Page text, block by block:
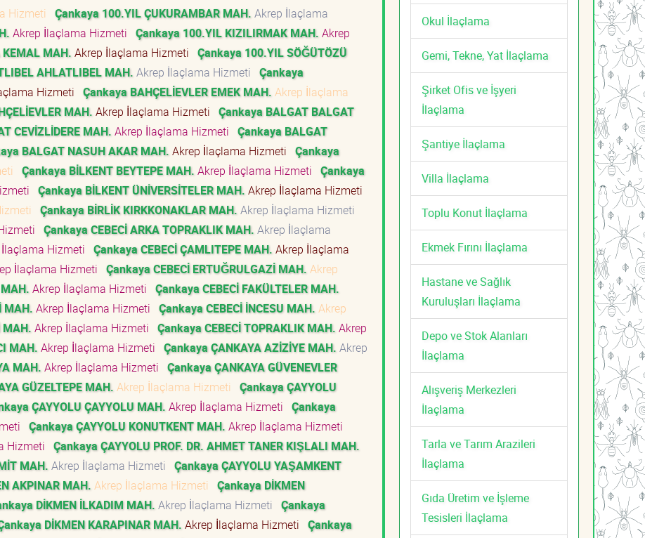
Hizmeti Çankaya 100.YIL ÇUKURAMBAR MAH. Akrep İlaçlama
Akrep İlaçlama Hizmeti Çankaya 100.YIL KIZILIRMAK MAH. Akrep
MAH. Akrep İlaçlama Hizmeti Çankaya 100.YIL SÖĞÜTÖZÜ
AHLATLIBEL MAH. Akrep İlaçlama Hizmeti Çankaya
Hizmeti Çankaya BAHÇELİEVLER EMEK MAH. Akrep İlaçlama
MAH. Akrep İlaçlama Hizmeti Çankaya BALGAT BALGAT
CEVİZLİDERE MAH. Akrep İlaçlama Hizmeti Çankaya BALGAT
BALGAT NASUH AKAR MAH. Akrep İlaçlama Hizmeti Çankaya
Çankaya BİLKENT BEYTEPE MAH. Akrep İlaçlama Hizmeti Çankaya
Çankaya BİLKENT ÜNİVERSİTELER MAH. Akrep İlaçlama Hizmeti
Çankaya BİRLİK KIRKKONAKLAR MAH. Akrep İlaçlama Hizmeti
Çankaya CEBECİ ARKA TOPRAKLIK MAH. Akrep İlaçlama
Hizmeti Çankaya CEBECİ ÇAMLITEPE MAH. Akrep İlaçlama
İlaçlama Hizmeti Çankaya CEBECİ ERTUĞRULGAZİ MAH. Akrep
Akrep İlaçlama Hizmeti Çankaya CEBECİ FAKÜLTELER MAH.
MAH. Akrep İlaçlama Hizmeti Çankaya CEBECİ İNCESU MAH. Akrep
MAH. Akrep İlaçlama Hizmeti Çankaya CEBECİ TOPRAKLIK MAH. Akrep
MAH. Akrep İlaçlama Hizmeti Çankaya ÇANKAYA AZİZİYE MAH. Akrep
MAH. Akrep İlaçlama Hizmeti Çankaya ÇANKAYA GÜVENEVLER
GÜZELTEPE MAH. Akrep İlaçlama Hizmeti Çankaya ÇAYYOLU
ÇAYYOLU ÇAYYOLU MAH. Akrep İlaçlama Hizmeti Çankaya
Çankaya ÇAYYOLU KONUTKENT MAH. Akrep İlaçlama Hizmeti
Hizmeti Çankaya ÇAYYOLU PROF. DR. AHMET TANER KIŞLALI MAH.
MAH. Akrep İlaçlama Hizmeti Çankaya ÇAYYOLU YAŞAMKENT
AKPINAR MAH. Akrep İlaçlama Hizmeti Çankaya DİKMEN
DİKMEN İLKADIM MAH. Akrep İlaçlama Hizmeti Çankaya
DİKMEN KARAPINAR MAH. Akrep İlaçlama Hizmeti Çankaya
Okul İlaçlama
Gemi, Tekne, Yat İlaçlama
Şirket Ofis ve İşyeri
İlaçlama
Şantiye İlaçlama
Villa İlaçlama
Toplu Konut İlaçlama
Ekmek Fırını İlaçlama
Hastane ve Sağlık
Kuruluşları İlaçlama
Depo ve Stok Alanları
İlaçlama
Alışveriş Merkezleri
İlaçlama
Tarla ve Tarım Arazileri
İlaçlama
Gıda Üretim ve İşleme
Tesisleri İlaçlama